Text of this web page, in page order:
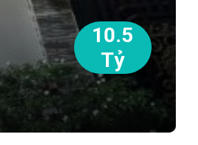
10.5
Tỷ